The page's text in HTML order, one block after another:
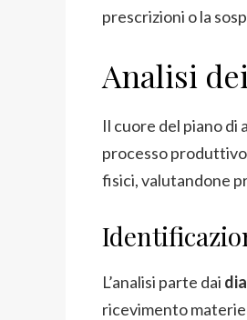
prescrizioni o la
Analisi
Il cuore del piano di
processo
fisici, valutandone
L’analisi parte dai
ricevimento